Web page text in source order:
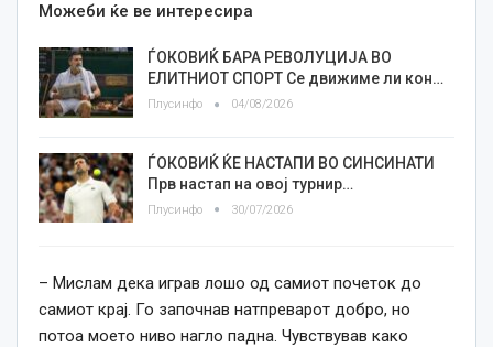
Можеби ќе ве интересира
ЃОКОВИЌ БАРА РЕВОЛУЦИЈА ВО
ЕЛИТНИОТ СПОРТ Се движиме ли кон…
Плусинфо 04/08/2026
ЃОКОВИЌ ЌЕ НАСТАПИ ВО СИНСИНАТИ
Прв настап на овој турнир…
Плусинфо 30/07/2026
– Мислам дека играв лошо од самиот почеток до
самиот крај. Го започнав натпреварот добро, но
потоа моето ниво нагло падна. Чувствував како